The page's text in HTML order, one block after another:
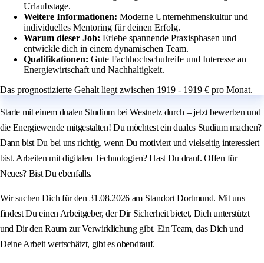
Urlaubstage.
Weitere Informationen: Moderne Unternehmenskultur und
individuelles Mentoring für deinen Erfolg.
Warum dieser Job: Erlebe spannende Praxisphasen und
entwickle dich in einem dynamischen Team.
Qualifikationen: Gute Fachhochschulreife und Interesse an
Energiewirtschaft und Nachhaltigkeit.
Das prognostizierte Gehalt liegt zwischen 1919 - 1919 € pro Monat.
Starte mit einem dualen Studium bei Westnetz durch – jetzt bewerben und
die Energiewende mitgestalten! Du möchtest ein duales Studium machen?
Dann bist Du bei uns richtig, wenn Du motiviert und vielseitig interessiert
bist. Arbeiten mit digitalen Technologien? Hast Du drauf. Offen für
Neues? Bist Du ebenfalls.
Wir suchen Dich für den 31.08.2026 am Standort Dortmund. Mit uns
findest Du einen Arbeitgeber, der Dir Sicherheit bietet, Dich unterstützt
und Dir den Raum zur Verwirklichung gibt. Ein Team, das Dich und
Deine Arbeit wertschätzt, gibt es obendrauf.